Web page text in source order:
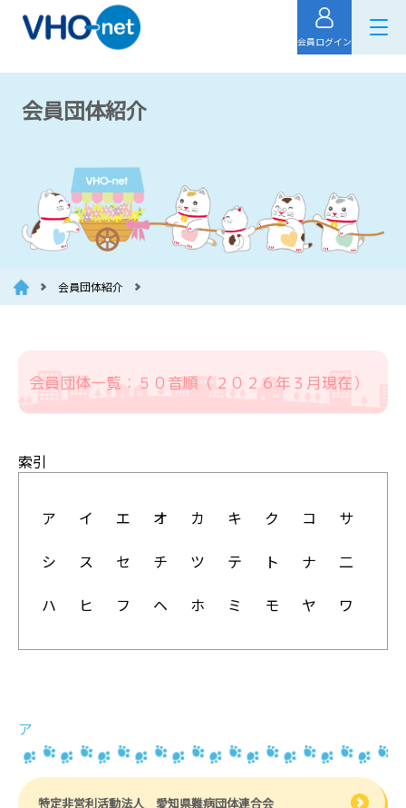
会員ログイン
会員団体紹介
会員団体紹介
会員団体一覧：５０音順（２０２６年３月現在）
索引
ア イ エ オ カ キ ク コ
サ
シ
ス セ チ ツ テ ト ナ
二
ハ
ヒ フ ヘ ホ ミ モ ヤ ワ
ア
特定非営利活動法人 愛知県難病団体連合会